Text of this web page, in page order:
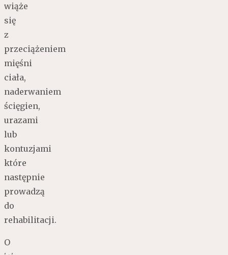
wiąże
się
z
przeciążeniem
mięśni
ciała,
naderwaniem
ścięgien,
urazami
lub
kontuzjami
które
następnie
prowadzą
do
rehabilitacji.
O